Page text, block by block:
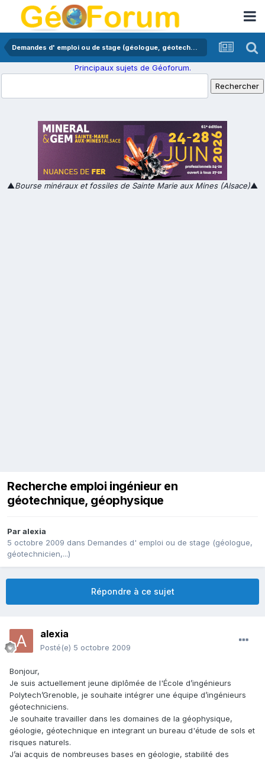
Demandes d' emploi ou de stage (géologue, géotechnicien,...)
Principaux sujets de Géoforum.
▲Bourse minéraux et fossiles de Sainte Marie aux Mines (Alsace)▲
Recherche emploi ingénieur en
géotechnique, géophysique
Paralexia
5 octobre 2009 dans Demandes d' emploi ou de stage (géologue,
géotechnicien,...)
Répondre à ce sujet
alexia
Posté(e) 5 octobre 2009
Bonjour,
Je suis actuellement jeune diplômée de l'École d’ingénieurs
Polytech’Grenoble, je souhaite intégrer une équipe d’ingénieurs
géotechniciens.
Je souhaite travailler dans les domaines de la géophysique,
géologie, géotechnique en integrant un bureau d'étude de sols et
risques naturels.
J’ai acquis de nombreuses bases en géologie, stabilité des